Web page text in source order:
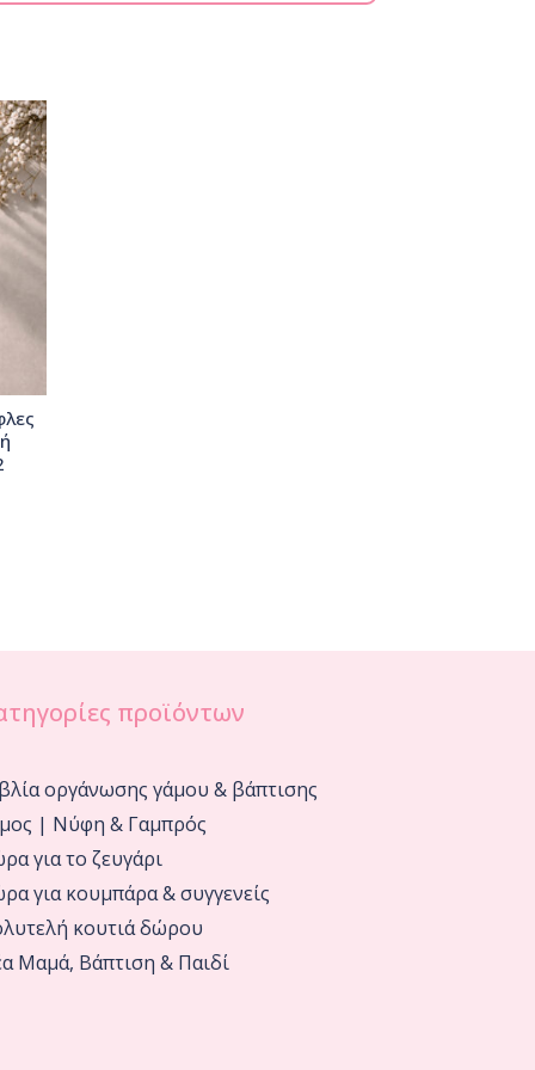
προϊόντων
οργάνωσης γάμου & βάπτισης
| Νύφη & Γαμπρός
για το ζευγάρι
για κουμπάρα & συγγενείς
κουτιά δώρου
Μαμά, Βάπτιση & Παιδί